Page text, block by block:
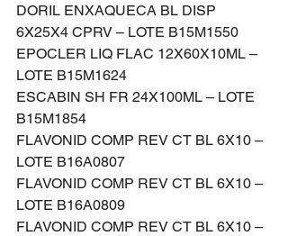
DORIL ENXAQUECA BL DISP
6X25X4 CPRV – LOTE B15M1550
EPOCLER LIQ FLAC 12X60X10ML –
LOTE B15M1624
ESCABIN SH FR 24X100ML – LOTE
B15M1854
FLAVONID COMP REV CT BL 6X10 –
LOTE B16A0807
FLAVONID COMP REV CT BL 6X10 –
LOTE B16A0809
FLAVONID COMP REV CT BL 6X10 –